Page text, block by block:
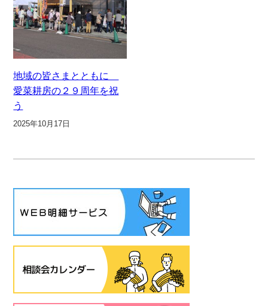
地域の皆さまとともに
愛菜耕房の２９周年を祝
う
2025年10月17日